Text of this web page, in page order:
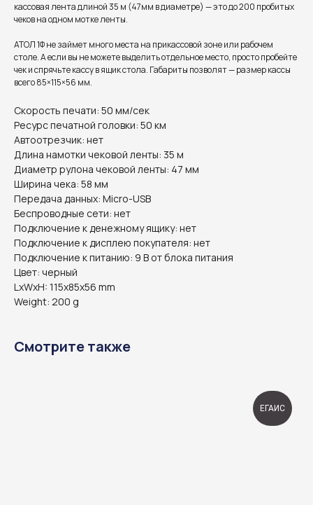
кассовая лента длиной 35 м (47мм в диаметре) — это до 200 пробитых
чеков на одном мотке ленты.
АТОЛ 1Ф не займет много места на прикассовой зоне или рабочем
столе. А если вы не можете выделить отдельное место, просто пробейте
чек и спрячьте кассу в ящик стола. Габариты позволят — размер кассы
всего 85×115×56 мм.
Скорость печати: 50 мм/сек
Ресурс печатной головки: 50 км
Автоотрезчик: нет
Длина намотки чековой ленты: 35 м
Диаметр рулона чековой ленты: 47 мм
Ширина чека: 58 мм
Передача данных: Micro-USB
Беспроводные сети: нет
Подключение к денежному ящику: нет
Подключение к дисплею покупателя: нет
Подключение к питанию: 9 В от блока питания
Цвет: черный
LxWxH: 115x85x56 mm
Weight: 200 g
Смотрите также
ЕГАИС